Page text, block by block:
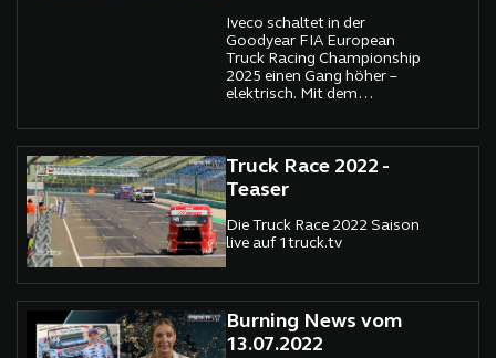
Iveco schaltet in der
Goodyear FIA European
Truck Racing Championship
2025 einen Gang höher –
elektrisch. Mit dem
Iveco S-eWay geht der erste
vollelektrische PaceTruck
weltweit an den Start.
Truck Race 2022 -
Teaser
Die Truck Race 2022 Saison
live auf 1truck.tv
Burning News vom
13.07.2022